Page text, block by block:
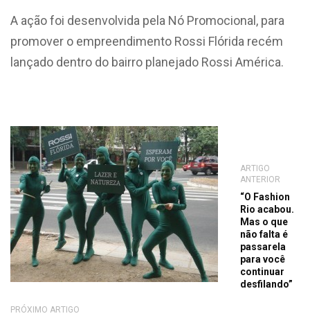
A ação foi desenvolvida pela Nó Promocional, para
promover o empreendimento Rossi Flórida recém
lançado dentro do bairro planejado Rossi América.
ARTIGO
ANTERIOR
“O Fashion
Rio acabou.
Mas o que
não falta é
passarela
para você
continuar
desfilando”
PRÓXIMO ARTIGO